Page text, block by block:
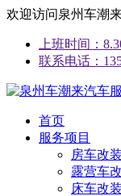
欢迎访问泉州车潮
上班时间：
联系电话：
首页
服务项目
房车改装
露营车
床车改装